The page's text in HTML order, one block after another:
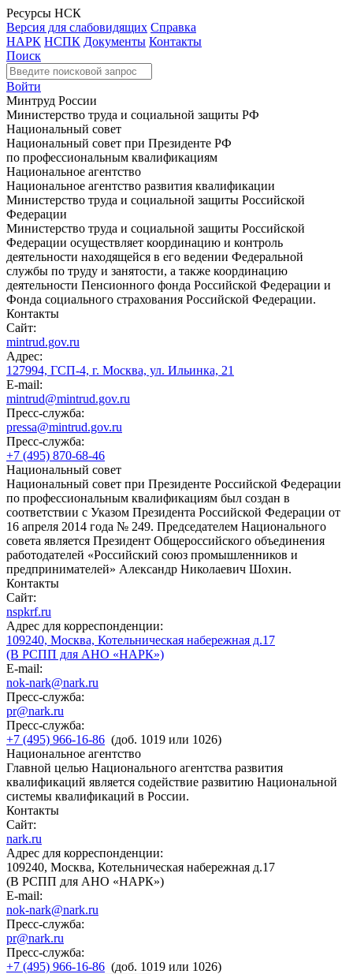
Ресурсы НСК
Версия для слабовидящих Справка
НАРК НСПК Документы Контакты
Поиск
Войти
Минтруд России
Министерство труда и социальной защиты РФ
Национальный совет
Национальный совет при Президенте РФ
по профессиональным квалификациям
Национальное агентство
Национальное агентство развития квалификации
Министерство труда и социальной защиты Российской
Федерации
Министерство труда и социальной защиты Российской
Федерации осуществляет координацию и контроль
деятельности находящейся в его ведении Федеральной
службы по труду и занятости, а также координацию
деятельности Пенсионного фонда Российской Федерации и
Фонда социального страхования Российской Федерации.
Контакты
Сайт:
mintrud.gov.ru
Адрес:
127994, ГСП-4, г. Москва, ул. Ильинка, 21
E-mail:
mintrud@mintrud.gov.ru
Пресс-служба:
pressa@mintrud.gov.ru
Пресс-служба:
+7 (495) 870-68-46
Национальный совет
Национальный совет при Президенте Российской Федерации
по профессиональным квалификациям был создан в
соответствии с Указом Президента Российской Федерации от
16 апреля 2014 года № 249. Председателем Национального
совета является Президент Общероссийского объединения
работодателей «Российский союз промышленников и
предпринимателей» Александр Николаевич Шохин.
Контакты
Сайт:
nspkrf.ru
Адрес для корреспонденции:
109240, Москва, Котельническая набережная д.17
(В РСПП для АНО «НАРК»)
E-mail:
nok-nark@nark.ru
Пресс-служба:
pr@nark.ru
Пресс-служба:
+7 (495) 966-16-86 (доб. 1019 или 1026)
Национальное агентство
Главной целью Национального агентства развития
квалификаций является содействие развитию Национальной
системы квалификаций в России.
Контакты
Сайт:
nark.ru
Адрес для корреспонденции:
109240, Москва, Котельническая набережная д.17
(В РСПП для АНО «НАРК»)
E-mail:
nok-nark@nark.ru
Пресс-служба:
pr@nark.ru
Пресс-служба:
+7 (495) 966-16-86 (доб. 1019 или 1026)